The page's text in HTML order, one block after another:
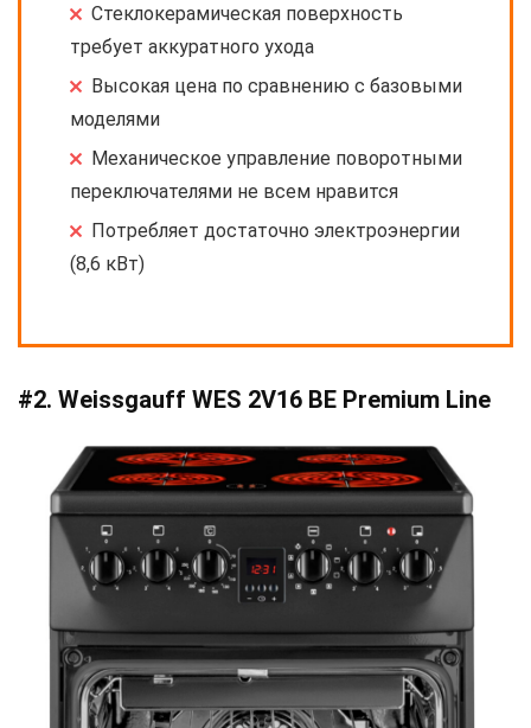
Стеклокерамическая поверхность
требует аккуратного ухода
Высокая цена по сравнению с базовыми
моделями
Механическое управление поворотными
переключателями не всем нравится
Потребляет достаточно электроэнергии
(8,6 кВт)
#2. Weissgauff WES 2V16 BE Premium Line